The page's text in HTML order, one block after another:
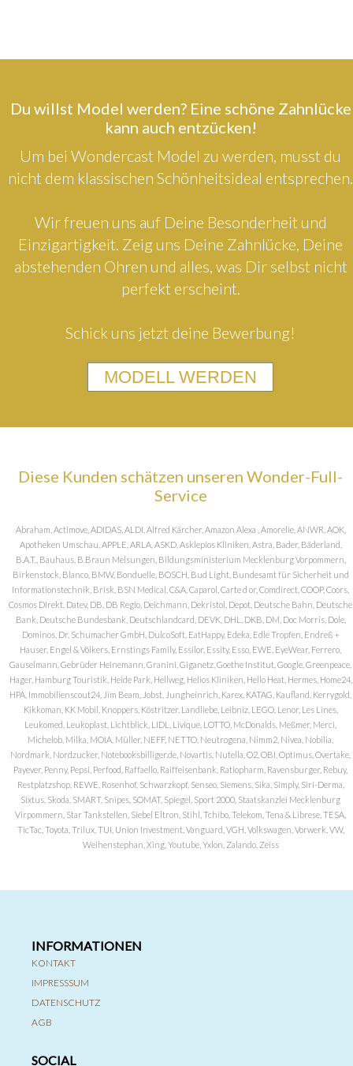
Du willst Model werden? Eine schöne Zahnlücke
kann auch entzücken!
Um bei Wondercast Model zu werden, musst du
nicht dem klassischen Schönheitsideal entsprechen.
Wir freuen uns auf Deine Besonderheit und
Einzigartigkeit. Zeig uns Deine Zahnlücke, Deine
abstehenden Ohren und alles, was Dir selbst nicht
perfekt erscheint.
Schick uns jetzt deine Bewerbung!
MODELL WERDEN
Diese Kunden schätzen unseren Wonder-Full-
Service
Abraham, Actimove, ADIDAS, ALDI, Alfred Kärcher, Amazon Alexa , Amorelie, ANWR, AOK,
Apotheken Umschau, APPLE, ARLA, ASKD, Asklepios Kliniken, Astra, Bader, Bäderland,
B.A.T., Bauhaus, B.Braun Melsungen, Bildungsministerium Mecklenburg Vorpommern,
Birkenstock, Blanco, BMW, Bonduelle, BOSCH, Bud Light, Bundesamt für Sicherheit und
Informationstechnik, Brisk, BSN Medical, C&A, Caparol, Carte d or, Comdirect, COOP, Coors,
Cosmos DIrekt, Datev, DB, DB Regio, Deichmann, Dekristol, Depot, Deutsche Bahn, Deutsche
Bank, Deutsche Bundesbank, Deutschlandcard, DEVK, DHL, DKB, DM, Doc Morris, Dole,
Dominos, Dr. Schumacher GmbH, DulcoSoft, EatHappy, Edeka, Edle Tropfen, Endreß +
Hauser, Engel & Völkers, Ernstings Family, Essilor, Essity, Esso, EWE, EyeWear, Ferrero,
Gauselmann, Gebrüder Heinemann, Granini, Giganetz, Goethe Institut, Google, Greenpeace,
Hager, Hamburg Touristik, Heide Park, Hellweg, Helios Kliniken, Hello Heat, Hermes, Home24,
HPA, Immobilienscout24, Jim Beam, Jobst, Jungheinrich, Karex, KATAG, Kaufland, Kerrygold,
Kikkoman, KK Mobil, Knoppers, Köstritzer, Landliebe, Leibniz, LEGO, Lenor, Les Lines,
Leukomed, Leukoplast, Lichtblick, LIDL, Livique, LOTTO, McDonalds, Meßmer, Merci,
Michelob, Milka, MOIA, Müller, NEFF, NETTO, Neutrogena, Nimm2, Nivea, Nobilia,
Nordmark, Nordzucker, Notebooksbilliger.de, Novartis, Nutella, O2, OBI, Optimus, Overtake,
Payever, Penny, Pepsi, Perfood, Raffaello, Raiffeisenbank, Ratiopharm, Ravensburger, Rebuy,
Restplatzshop, REWE, Rosenhof, Schwarzkopf, Senseo, Siemens, Sika, Simply, Siri-Derma,
Sixtus, Skoda, SMART, Snipes, SOMAT, Spiegel, Sport 2000, Staatskanzlei Mecklenburg
Virpommern, Star Tankstellen, Siebel Eltron, Stihl, Tchibo, Telekom, Tena & Librese, TESA,
TicTac, Toyota, Trilux, TUI, Union Investment, Vanguard, VGH, Volkswagen, Vorwerk, VW,
Weihenstephan, Xing, Youtube, Yxlon, Zalando, Zeiss
INFORMATIONEN
KONTAKT
IMPRESSSUM
DATENSCHUTZ
AGB
SOCIAL